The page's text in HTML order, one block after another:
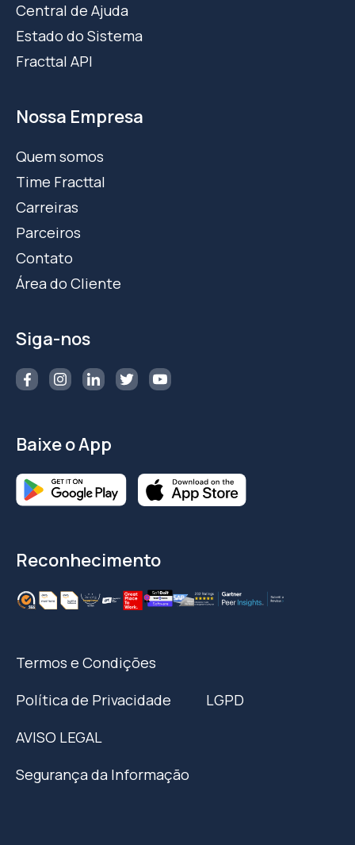
Central de Ajuda
Estado do Sistema
Fracttal API
Nossa Empresa
Quem somos
Time Fracttal
Carreiras
Parceiros
Contato
Área do Cliente
Siga-nos
Baixe o App
Reconhecimento
Termos e Condições
Política de Privacidade
LGPD
AVISO LEGAL
Segurança da Informação